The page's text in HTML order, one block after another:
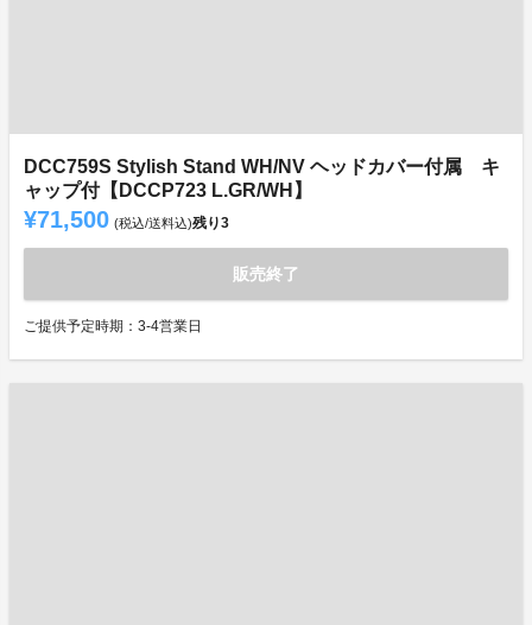
DCC759S Stylish Stand WH/NV ヘッドカバー付属 キ
ャップ付【DCCP723 L.GR/WH】
¥71,500 (税込/送料込)残り3
販売終了
ご提供予定時期：3-4営業日